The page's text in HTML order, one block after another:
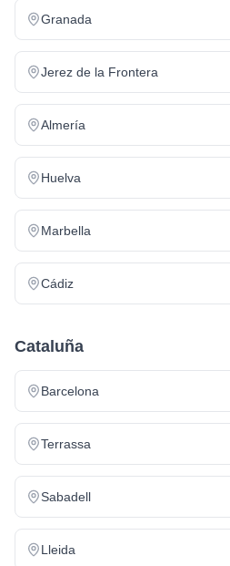
Granada
Jerez de la Frontera
Almería
Huelva
Marbella
Cádiz
Cataluña
Barcelona
Terrassa
Sabadell
Lleida